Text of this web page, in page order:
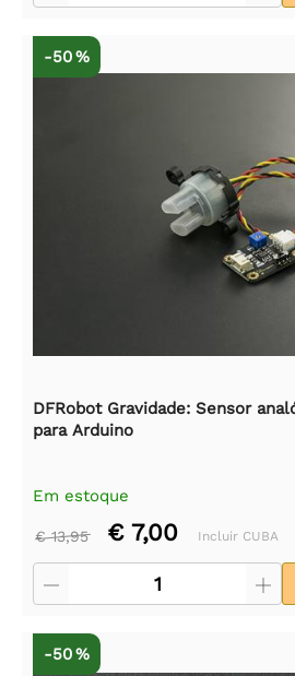
-50 %
DFRobot Gravidade: Sensor
para Arduino
Em estoque
€ 13,95 € 7,00 Incluir CUBA
-50 %